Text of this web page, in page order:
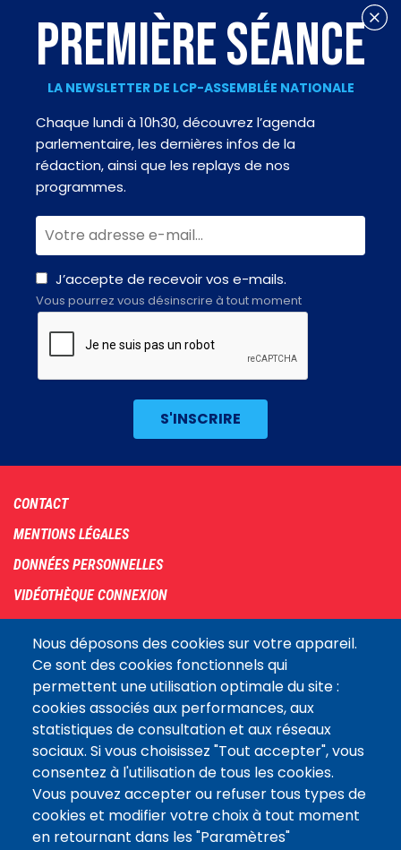
Nous déposons des cookies sur votre appareil.
Ce sont des cookies fonctionnels qui
permettent une utilisation optimale du site :
cookies associés aux performances, aux
statistiques de consultation et aux réseaux
sociaux. Si vous choisissez "Tout accepter", vous
consentez à l'utilisation de tous les cookies.
Vous pouvez accepter ou refuser tous types de
cookies et modifier votre choix à tout moment
en retournant dans les "Paramètres"
PREMIÈRE SÉANCE
LA NEWSLETTER DE LCP-ASSEMBLÉE NATIONALE
Chaque lundi à 10h30, découvrez l’agenda
parlementaire, les dernières infos de la
rédaction, ainsi que les replays de nos
programmes.
J’accepte de recevoir vos e-mails.
Vous pourrez vous désinscrire à tout moment
Footer
menu
CONTACT
MENTIONS LÉGALES
DONNÉES PERSONNELLES
VIDÉOTHÈQUE CONNEXION
ARCHIVES
COOKIES
Assemblée
nationaleLE SITE DE L’ASSEMBLÉE NATIONALE
Suivez-nous